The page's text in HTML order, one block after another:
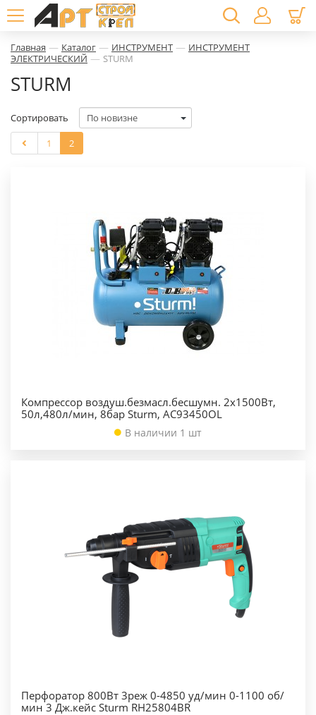
Главная — Каталог — ИНСТРУМЕНТ — ИНСТРУМЕНТ
ЭЛЕКТРИЧЕСКИЙ — STURM
STURM
1 2
Сортировать
Компрессор воздуш.безмасл.бесшумн. 2х1500Вт,
50л,480л/мин, 8бар Sturm, AC93450OL
В наличии 1 шт
Перфоратор 800Вт 3реж 0-4850 уд/мин 0-1100 об/
мин 3 Дж.кейс Sturm RH25804BR